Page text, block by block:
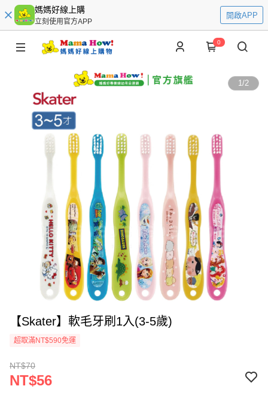
媽媽好線上購
立刻使用官方APP
開啟APP
0
1/2
【Skater】軟毛牙刷1入(3-5歲)
超取滿NT$590免運
NT$70
NT$56